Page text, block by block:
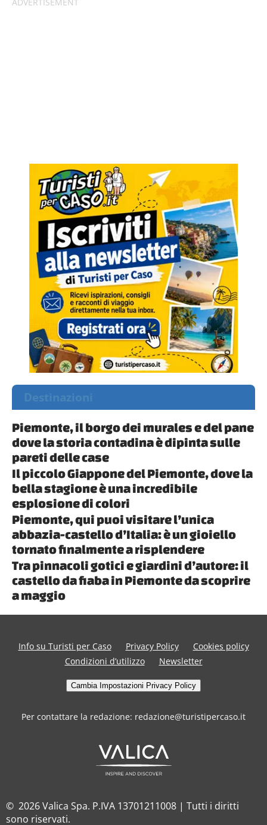
Destinazioni
Piemonte, il borgo dei murales e del pane
dove la storia contadina è dipinta sulle
pareti delle case
Il piccolo Giappone del Piemonte, dove la
bella stagione è una incredibile
esplosione di colori
Piemonte, qui puoi visitare l’unica
abbazia-castello d’Italia: è un gioiello
tornato finalmente a risplendere
Tra pinnacoli gotici e giardini d’autore: il
castello da fiaba in Piemonte da scoprire
a maggio
Info su Turisti per Caso Privacy Policy
Cookies policy
Condizioni d’utilizzo
Newsletter
Cambia Impostazioni Privacy Policy
Per contattare la redazione: redazione@turistipercaso.it
© 2026 Valica Spa. P.IVA 13701211008 | Tutti i diritti
sono riservati.